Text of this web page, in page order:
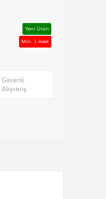
Yeni Ürün
Min. 1 Adet
Güvenli
Alışveriş